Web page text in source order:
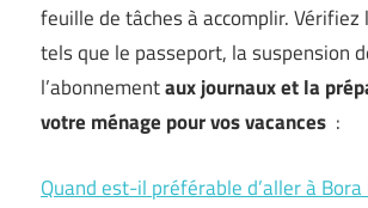
feuille de tâches à accomplir.
tels que le passeport, la suspension
l’abonnementaux journaux et la
votre ménage pour vos vacances :
Quand est-il préférable d’aller à Bora